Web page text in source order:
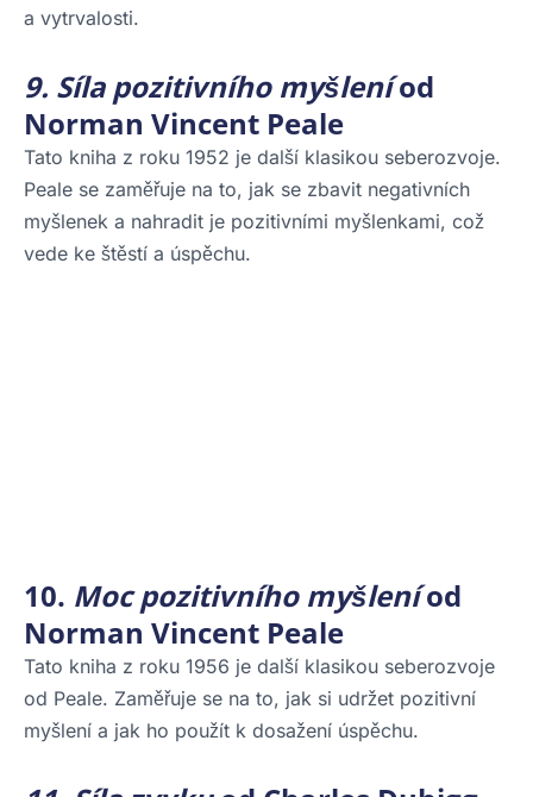
a vytrvalosti.
9. Síla pozitivního myšleníod
Norman Vincent Peale
Tato kniha z roku 1952 je další klasikou seberozvoje.
Peale se zaměřuje na to, jak se zbavit negativních
myšlenek a nahradit je pozitivními myšlenkami, což
vede ke štěstí a úspěchu.
10. Moc pozitivního myšleníod
Norman Vincent Peale
Tato kniha z roku 1956 je další klasikou seberozvoje
od Peale. Zaměřuje se na to, jak si udržet pozitivní
myšlení a jak ho použít k dosažení úspěchu.